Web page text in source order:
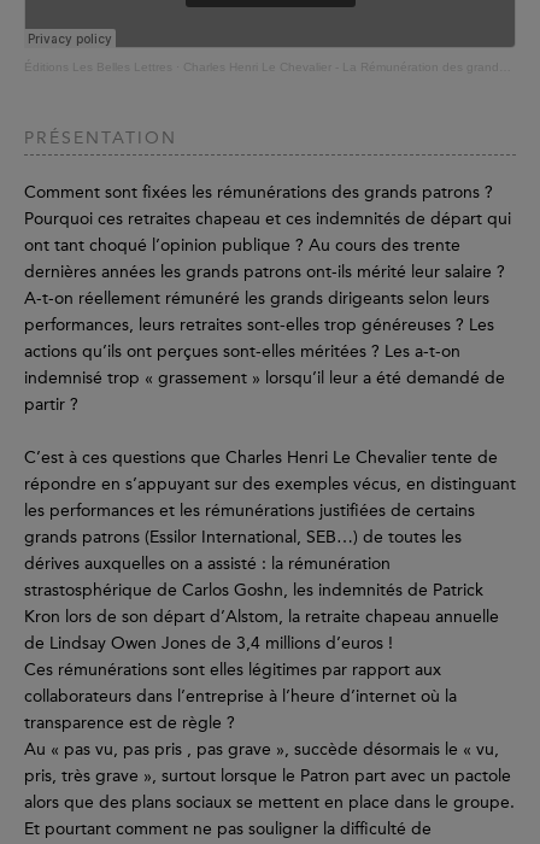
Éditions Les Belles Lettres Charles Henri Le Chevalier - La Rémunération des grands patrons
PRÉSENTATION
Comment sont fixées les rémunérations des grands patrons ?
Pourquoi ces retraites chapeau et ces indemnités de départ qui
ont tant choqué l’opinion publique ? Au cours des trente
dernières années les grands patrons ont-ils mérité leur salaire ?
A-t-on réellement rémunéré les grands dirigeants selon leurs
performances, leurs retraites sont-elles trop généreuses ? Les
actions qu’ils ont perçues sont-elles méritées ? Les a-t-on
indemnisé trop « grassement » lorsqu’il leur a été demandé de
partir ?
C’est à ces questions que Charles Henri Le Chevalier tente de
répondre en s’appuyant sur des exemples vécus, en distinguant
les performances et les rémunérations justifiées de certains
grands patrons (Essilor International, SEB…) de toutes les
dérives auxquelles on a assisté : la rémunération
strastosphérique de Carlos Goshn, les indemnités de Patrick
Kron lors de son départ d’Alstom, la retraite chapeau annuelle
de Lindsay Owen Jones de 3,4 millions d’euros !
Ces rémunérations sont elles légitimes par rapport aux
collaborateurs dans l’entreprise à l’heure d’internet où la
transparence est de règle ?
Au « pas vu, pas pris , pas grave », succède désormais le « vu,
pris, très grave », surtout lorsque le Patron part avec un pactole
alors que des plans sociaux se mettent en place dans le groupe.
Et pourtant comment ne pas souligner la difficulté de